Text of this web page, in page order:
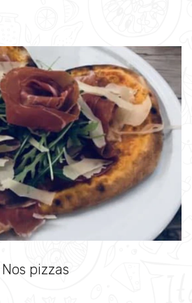
Nos pizzas